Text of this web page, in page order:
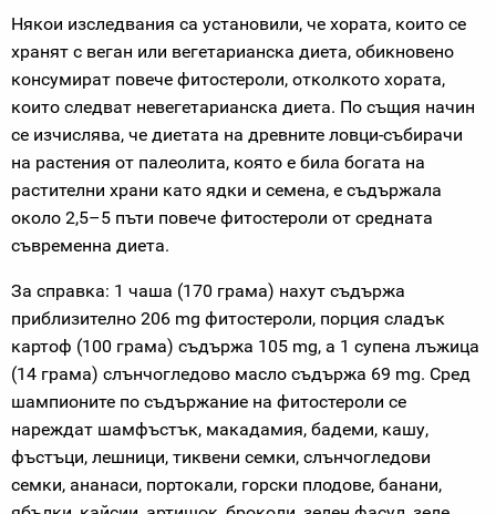
Някои изследвания са установили, че хората, които се
хранят с веган или вегетарианска диета, обикновено
консумират повече фитостероли, отколкото хората,
които следват невегетарианска диета. По същия начин
се изчислява, че диетата на древните ловци-събирачи
на растения от палеолита, която е била богата на
растителни храни като ядки и семена, е съдържала
около 2,5–5 пъти повече фитостероли от средната
съвременна диета.
За справка: 1 чаша (170 грама) нахут съдържа
приблизително 206 mg фитостероли, порция сладък
картоф (100 грама) съдържа 105 mg, а 1 супена лъжица
(14 грама) слънчогледово масло съдържа 69 mg. Сред
шампионите по съдържание на фитостероли се
нареждат шамфъстък, макадамия, бадеми, кашу,
фъстъци, лешници, тиквени семки, слънчогледови
семки, ананаси, портокали, горски плодове, банани,